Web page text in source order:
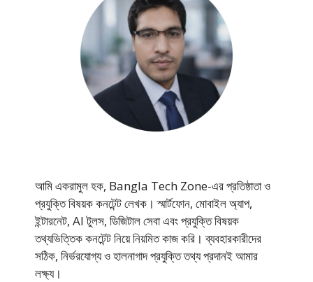
আমি একরামুল হক, Bangla Tech Zone-এর প্রতিষ্ঠাতা ও
প্রযুক্তি বিষয়ক কনটেন্ট লেখক। স্মার্টফোন, মোবাইল অ্যাপ,
ইন্টারনেট, AI টুলস, ডিজিটাল সেবা এবং প্রযুক্তি বিষয়ক
তথ্যভিত্তিক কনটেন্ট নিয়ে নিয়মিত কাজ করি। ব্যবহারকারীদের
সঠিক, নির্ভরযোগ্য ও হালনাগাদ প্রযুক্তি তথ্য প্রদানই আমার
লক্ষ্য।